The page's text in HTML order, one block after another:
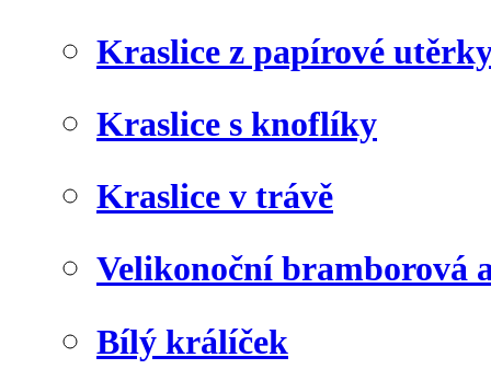
Kraslice z papírové
Kraslice s knoflíky
Kraslice v trávě
Velikonoční bramborová
Bílý králíček